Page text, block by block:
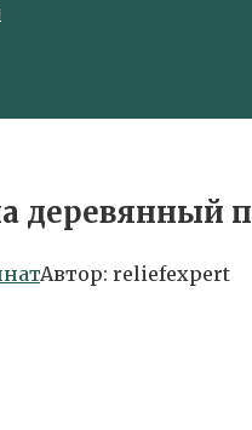
деревянный
Автор: reliefexpert